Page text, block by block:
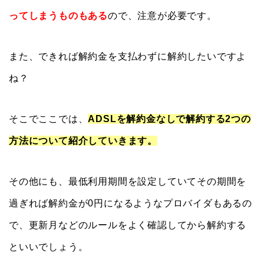
ってしまうものもあるので、注意が必要です。
また、できれば解約金を支払わずに解約したいですよ
ね？
そこでここでは、ADSLを解約金なしで解約する2つの
方法について紹介していきます。
その他にも、最低利用期間を設定していてその期間を
過ぎれば解約金が0円になるようなプロバイダもあるの
で、更新月などのルールをよく確認してから解約する
といいでしょう。